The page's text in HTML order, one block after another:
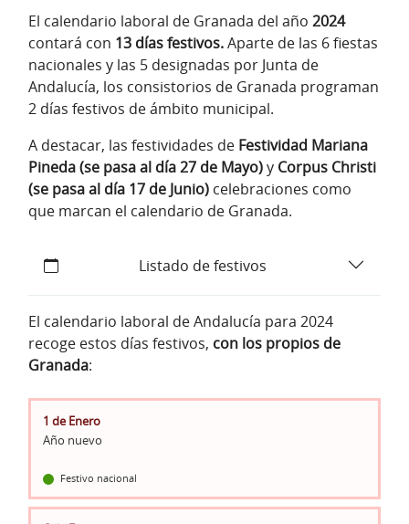
El calendario laboral de Granada del año 2024
contará con 13 días festivos.Aparte de las 6 fiestas
nacionales y las 5 designadas por Junta de
Andalucía, los consistorios de Granada programan
2 días festivos de ámbito municipal.
A destacar, las festividades de Festividad Mariana
Pineda (se pasa al día 27 de Mayo)y Corpus Christi
(se pasa al día 17 de Junio) celebraciones como
que marcan el calendario de Granada.
Listado de festivos
El calendario laboral de Andalucía para 2024
recoge estos días festivos, con los propios de
Granada:
1 de Enero
Año nuevo
Festivo nacional